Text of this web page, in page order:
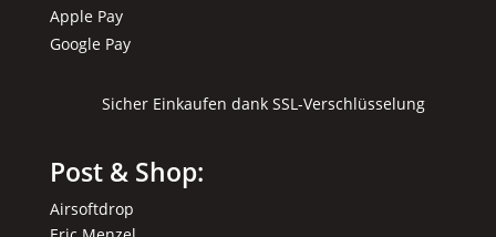
Apple Pay
Google Pay
Sicher Einkaufen dank SSL-Verschlüsselung
Post & Shop:
Airsoftdrop